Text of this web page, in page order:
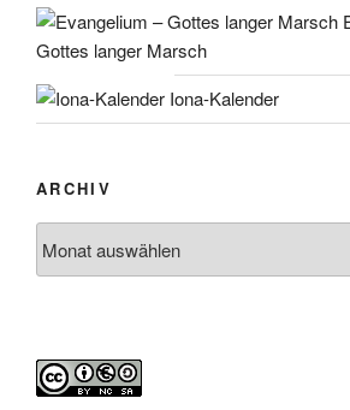
Gottes langer Marsch
Iona-Kalender
ARCHIV